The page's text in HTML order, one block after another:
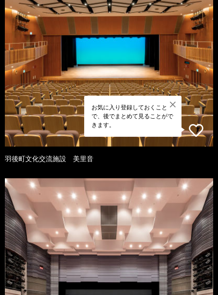
お気に入り登録しておくこと
で、後でまとめて見ることがで
きます。
羽後町文化交流施設 美里音